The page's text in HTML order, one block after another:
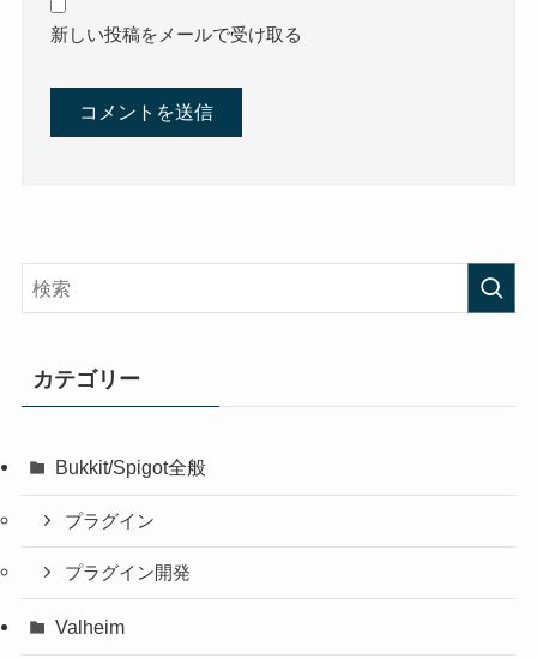
新しい投稿をメールで受け取る
カテゴリー
Bukkit/Spigot全般
プラグイン
プラグイン開発
Valheim